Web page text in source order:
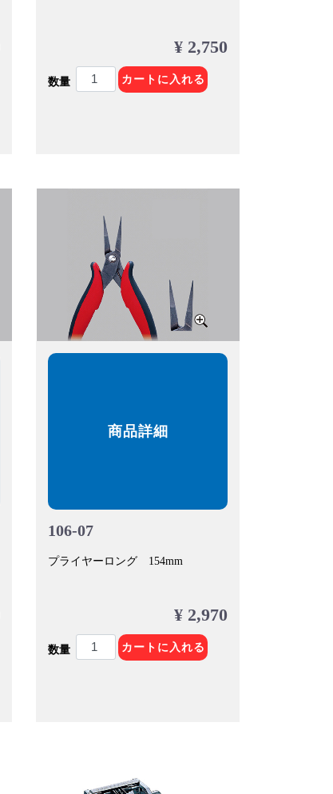
¥ 2,750
数量 カートに入れる
商品詳細
106-07
プライヤーロング 154mm
¥ 2,970
数量 カートに入れる